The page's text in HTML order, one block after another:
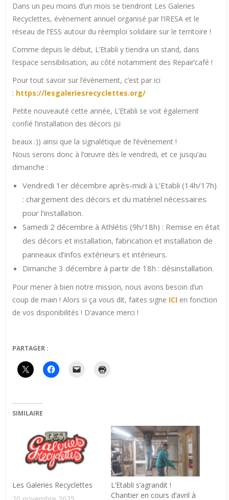
Dans un peu moins d’un mois se tiendront Les Galeries
Recyclettes, évènement annuel organisé par l’IRESA et le
réseau de l’ESS autour du réemploi solidaire sur le territoire !
Comme depuis le début, L’Etabli y tiendra un stand, dans
l’espace sensibilisation, au côté notamment des Repair’café !
Pour tout savoir sur l’évènement, c’est par ici
: https://lesgaleriesrecyclettes.org/
Petite nouveauté cette année, L’Etabli se voit également
confié l’installation des décors (si
beaux :)) ainsi que la signalétique de l’évènement !
Nous serons donc à l’œuvre dès le vendredi, et ce jusqu’au
dimanche :
Vendredi 1er décembre après-midi à L’Etabli (14h/17h)
: chargement des décors et du matériel nécessaires
pour l’installation.
Samedi 2 décembre à Athlétis (9h/18h) : Remise en état
des décors et installation, fabrication et installation de
panneaux d’infos extérieurs et intérieurs.
Dimanche 3 décembre à partir de 18h : désinstallation.
Pour mener à bien notre mission, nous avons besoin d’un
coup de main ! Alors si ça vous dit, faites signe ICIen fonction
de vos disponibilités ! D’avance merci !
PARTAGER :
SIMILAIRE
Les Galeries Recyclettes
L’Etabli s’agrandit !
Chantier en cours d’avril à